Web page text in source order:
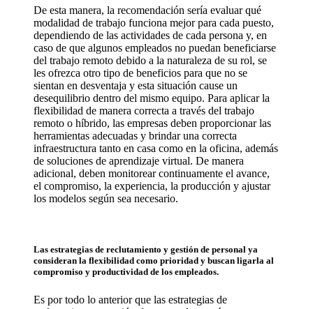
De esta manera, la recomendación sería evaluar qué
modalidad de trabajo funciona mejor para cada puesto,
dependiendo de las actividades de cada persona y, en
caso de que algunos empleados no puedan beneficiarse
del trabajo remoto debido a la naturaleza de su rol, se
les ofrezca otro tipo de beneficios para que no se
sientan en desventaja y esta situación cause un
desequilibrio dentro del mismo equipo. Para aplicar la
flexibilidad de manera correcta a través del trabajo
remoto o híbrido, las empresas deben proporcionar las
herramientas adecuadas y brindar una correcta
infraestructura tanto en casa como en la oficina, además
de soluciones de aprendizaje virtual. De manera
adicional, deben monitorear continuamente el avance,
el compromiso, la experiencia, la producción y ajustar
los modelos según sea necesario.
Las estrategias de reclutamiento y gestión de personal ya
consideran la flexibilidad como prioridad y buscan ligarla al
compromiso y productividad de los empleados.
Es por todo lo anterior que las estrategias de